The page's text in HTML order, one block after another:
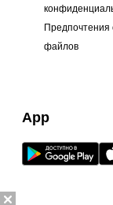
Предпочтения
файлов
App